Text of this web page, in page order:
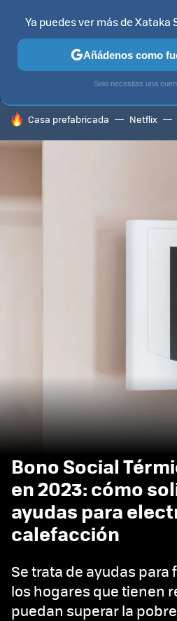
MENÚ
CONTENIDOS
HOY SE HABLA DE
Casa prefabricada Netflix
Bono Social
en 2023: cómo
ayudas para
calefacción
Se trata de ayudas
los hogares que tienen
puedan superar la
Ya puedes ver más de Xataka
Añádenos como
Solo necesitas una